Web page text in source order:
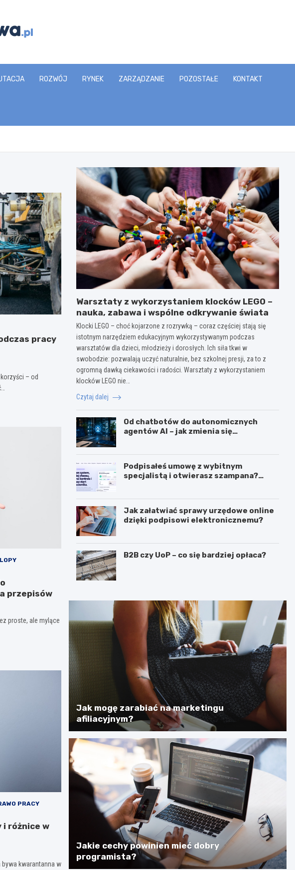
ROZWÓJ RYNEK ZARZĄDZANIE POZOSTAŁE KONTAKT
pracy
– od
przepisów
proste, ale mylące
PRACY
i różnice w
kwarantanna w
Warsztaty z wykorzystaniem klocków LEGO –
nauka, zabawa i wspólne odkrywanie świata
Klocki LEGO – choć kojarzone z rozrywką – coraz częściej stają się
istotnym narzędziem edukacyjnym wykorzystywanym podczas
warsztatów dla dzieci, młodzieży i dorosłych. Ich siła tkwi w
swobodzie: pozwalają uczyć naturalnie, bez szkolnej presji, za to z
ogromną dawką ciekawości i radości. Warsztaty z wykorzystaniem
klocków LEGO nie…
Czytaj dalej
Od chatbotów do autonomicznych
agentów AI – jak zmienia się
Podpisałeś umowę z wybitnym
specjalistą i otwierasz szampana?
Jak załatwiać sprawy urzędowe online
dzięki podpisowi elektronicznemu?
B2B czy UoP – co się bardziej opłaca?
Jak mogę zarabiać na marketingu
afiliacyjnym?
Jakie cechy powinien mieć dobry
programista?